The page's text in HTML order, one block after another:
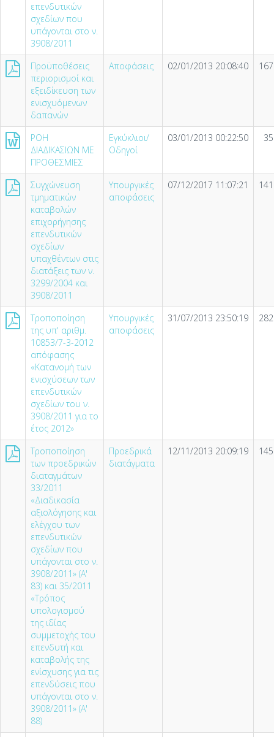
επενδυτικών
σχεδίων που
υπάγονται στο ν.
3908/2011
Προϋποθέσεις
περιορισμοί και
εξειδίκευση των
ενισχυόμενων
δαπανών
Αποφάσεις 02/01/2013 20:08:40
ΡΟΗ
ΔΙΑΔΙΚΑΣΙΩΝ ΜΕ
ΠΡΟΘΕΣΜΙΕΣ
Εγκύκλιοι/
Οδηγοί
03/01/2013 00:22:50
Συγχώνευση
τμηματικών
καταβολών
επιχορήγησης
επενδυτικών
σχεδίων
υπαχθέντων στις
διατάξεις των ν.
3299/2004 και
3908/2011
Υπουργικές
αποφάσεις
07/12/2017 11:07:21
Τροποποίηση
της υπ' αριθμ.
10853/7-3-2012
απόφασης
«Κατανομή των
ενισχύσεων των
επενδυτικών
σχεδίων του ν.
3908/2011 για το
έτος 2012»
Υπουργικές
αποφάσεις
31/07/2013 23:50:19
Τροποποίηση
των προεδρικών
διαταγμάτων
33/2011
«Διαδικασία
αξιολόγησης και
ελέγχου των
επενδυτικών
σχεδίων που
υπάγονται στο ν.
3908/2011» (A'
83) και 35/2011
«Τρόπος
υπολογισμού
της ιδίας
συμμετοχής του
επενδυτή και
καταβολής της
ενίσχυσης για τις
επενδύσεις που
υπάγονται στο ν.
3908/2011» (A'
88)
Προεδρικά
διατάγματα
12/11/2013 20:09:19